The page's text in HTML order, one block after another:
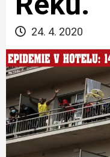
24. 4. 2020